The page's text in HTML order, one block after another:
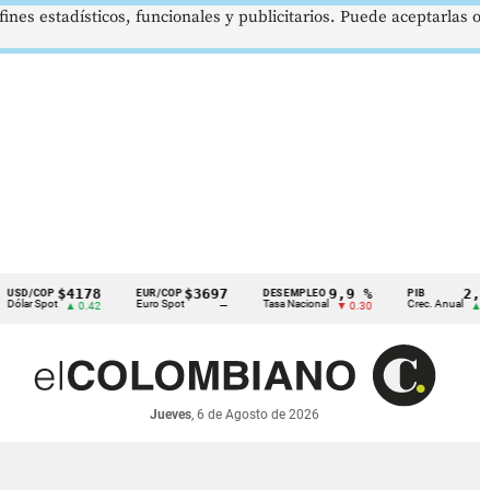
$4178
▲ 0.42
EUR/COP
Euro Spot
$3697
—
DESEMPLEO
Tasa Nacional
9,9 %
▼ 0.30
PIB
Crec. Anual
2,8 %
▲ 0.10
Jueves, 6 de Agosto de 2026
estadísticos, funcionales y publicitarios. Puede aceptarlas